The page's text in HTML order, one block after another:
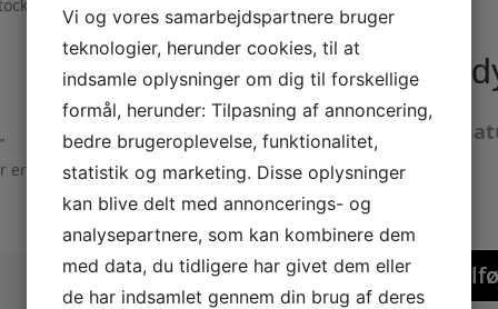
m bølgekant
er markeret med*
Vi og vores samarbejdspartnere bruger
teknologier, herunder cookies, til at
indsamle oplysninger om dig til forskellige
formål, herunder: Tilpasning af annoncering,
bedre brugeroplevelse, funktionalitet,
statistik og marketing. Disse oplysninger
kan blive delt med annoncerings- og
analysepartnere, som kan kombinere dem
med data, du tidligere har givet dem eller
de har indsamlet gennem din brug af deres